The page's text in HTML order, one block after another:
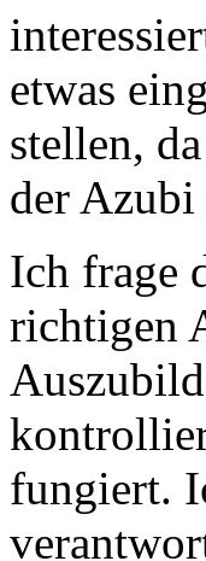
etwas
stellen,
der
Ich frage
richtigen
fungiert.